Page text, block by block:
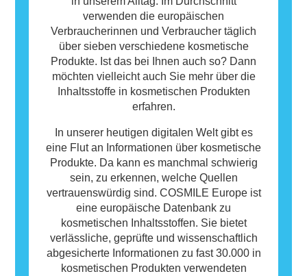
verwenden die europäischen
Verbraucherinnen und Verbraucher täglich
über sieben verschiedene kosmetische
Produkte. Ist das bei Ihnen auch so? Dann
möchten vielleicht auch Sie mehr über die
Inhaltsstoffe in kosmetischen Produkten
erfahren.
In unserer heutigen digitalen Welt gibt es
eine Flut an Informationen über kosmetische
Produkte. Da kann es manchmal schwierig
sein, zu erkennen, welche Quellen
vertrauenswürdig sind. COSMILE Europe ist
eine europäische Datenbank zu
kosmetischen Inhaltsstoffen. Sie bietet
verlässliche, geprüfte und wissenschaftlich
abgesicherte Informationen zu fast 30.000 in
kosmetischen Produkten verwendeten